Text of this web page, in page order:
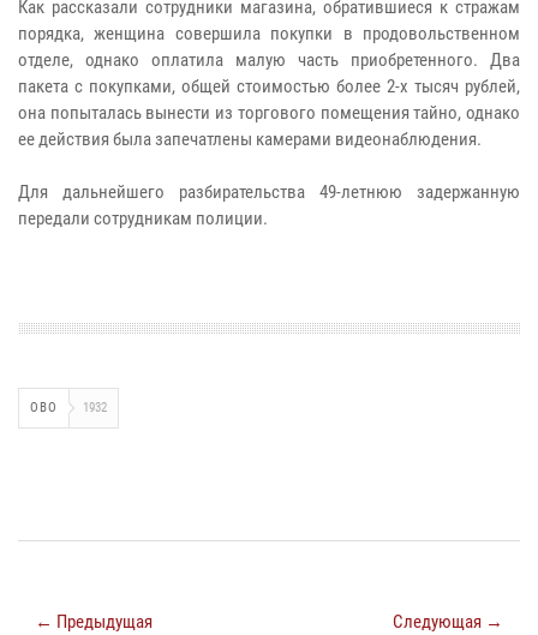
Как рассказали сотрудники магазина, обратившиеся к стражам
порядка, женщина совершила покупки в продовольственном
отделе, однако оплатила малую часть приобретенного. Два
пакета с покупками, общей стоимостью более 2-х тысяч рублей,
она попыталась вынести из торгового помещения тайно, однако
ее действия была запечатлены камерами видеонаблюдения.
Для дальнейшего разбирательства 49-летнюю задержанную
передали сотрудникам полиции.
ОВО 1932
← Предыдущая Следующая →